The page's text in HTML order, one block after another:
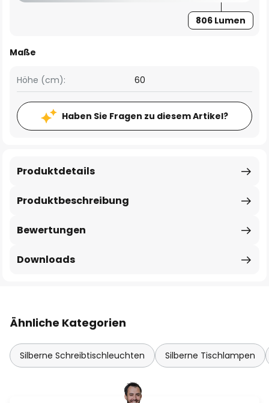
806 Lumen
Maße
Höhe (cm): 60
Haben Sie Fragen zu diesem Artikel?
Produktbeschreibung
Produktdetails
Bewertungen
Downloads
Ähnliche Kategorien
Silberne Schreibtischleuchten Silberne Tischlampen